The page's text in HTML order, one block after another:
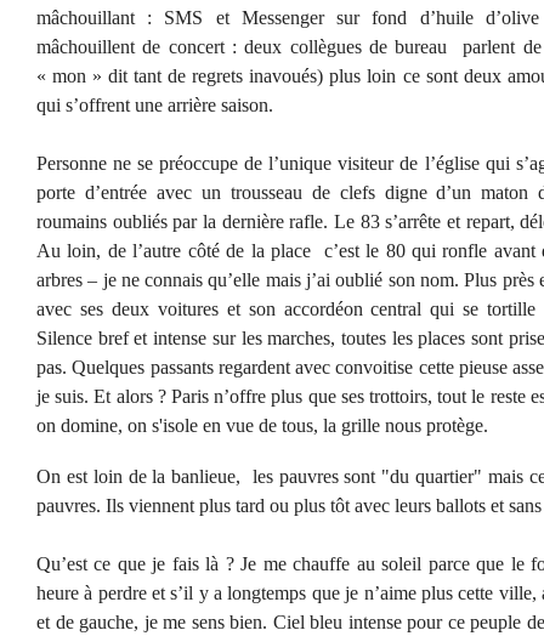
mâchouillant : SMS et Messenger sur fond d’huile
mâchouillent de concert : deux collègues de bureau parlent
« mon » dit tant de regrets inavoués) plus loin ce sont deux
qui s’offrent une arrière saison.
Personne ne se préoccupe de l’unique visiteur de l’église qui
porte d’entrée avec un trousseau de clefs digne d’un
roumains oubliés par la dernière rafle. Le 83 s’arrête et repart,
Au loin, de l’autre côté de la place c’est le 80 qui ronfle avant
arbres – je ne connais qu’elle mais j’ai oublié son nom. Plus près
avec ses deux voitures et son accordéon central qui se tortille
Silence bref et intense sur les marches, toutes les places sont
pas. Quelques passants regardent avec convoitise cette pieuse
je suis. Et alors ? Paris n’offre plus que ses trottoirs, tout le reste
on domine, on s'isole en vue de tous, la grille nous protège.
On est loin de la banlieue, les pauvres sont "du quartier" mais
pauvres. Ils viennent plus tard ou plus tôt avec leurs ballots et
Qu’est ce que je fais là ? Je me chauffe au soleil parce que le
heure à perdre et s’il y a longtemps que je n’aime plus cette
et de gauche, je me sens bien. Ciel bleu intense pour ce peuple